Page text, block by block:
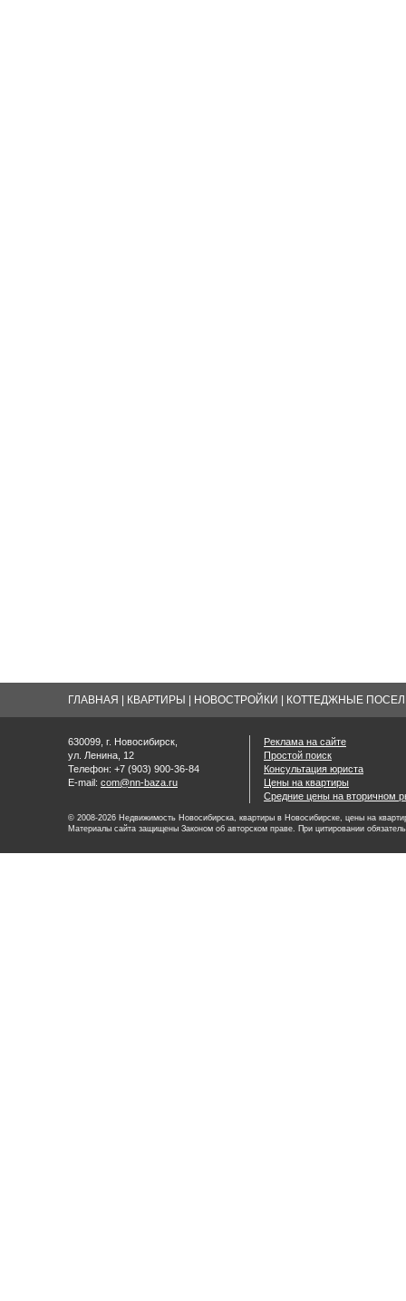
ГЛАВНАЯ КВАРТИРЫ НОВОСТРОЙКИ КОТТЕДЖНЫЕ
630099, г. Новосибирск,
ул. Ленина, 12
Телефон: +7 (903) 900-36-84
E-mail: com@nn-baza.ru
Реклама на сайте
Простой поиск
Консультация юриста
Цены на квартиры
Средние цены на вторичном
© 2008-2026 Недвижимость Новосибирска, квартиры в Новосибирске, цены на
Материалы сайта защищены Законом об авторском праве. При цитировании